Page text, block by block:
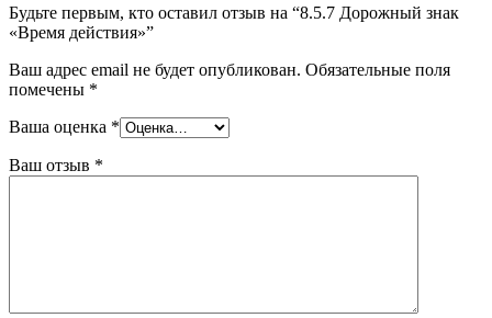
Будьте первым, кто оставил отзыв на “8.5.7 Дорожный знак
«Время действия»”
Ваш адрес email не будет опубликован. Обязательные поля
помечены *
Ваша оценка *
Ваш отзыв *